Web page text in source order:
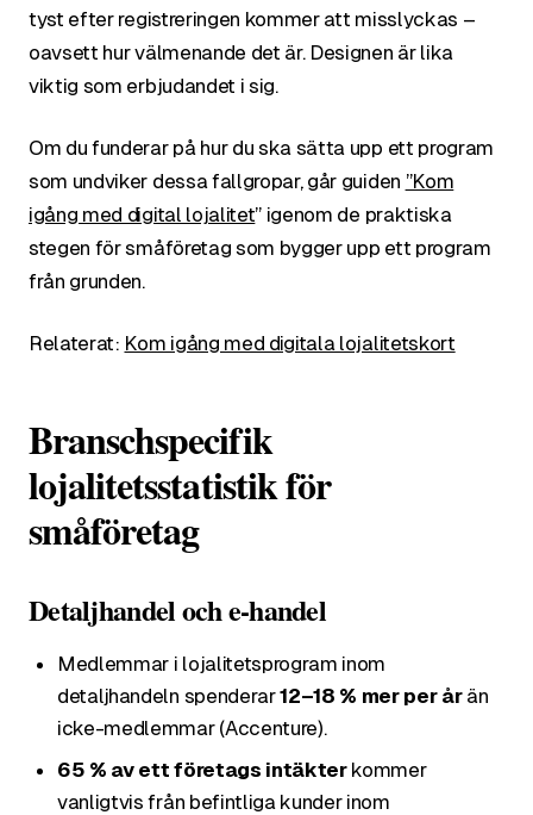
tyst efter registreringen kommer att misslyckas –
oavsett hur välmenande det är. Designen är lika
viktig som erbjudandet i sig.
Om du funderar på hur du ska sätta upp ett program
som undviker dessa fallgropar, går guiden ”Kom
igång med digital lojalitet” igenom de praktiska
stegen för småföretag som bygger upp ett program
från grunden.
Relaterat: Kom igång med digitala lojalitetskort
Branschspecifik
lojalitetsstatistik för
småföretag
Detaljhandel och e-handel
Medlemmar i lojalitetsprogram inom
detaljhandeln spenderar12–18 % mer per årän
icke-medlemmar (Accenture).
65 % av ett företags intäkterkommer
vanligtvis från befintliga kunder inom